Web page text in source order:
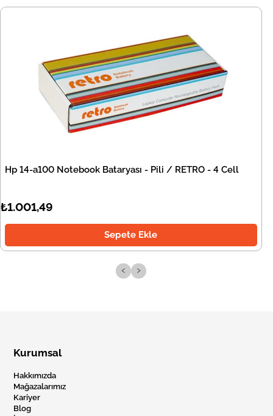
Hp 14-a100 Notebook Bataryası - Pili / RETRO - 4 Cell
₺1.001,49
Sepete Ekle
‹ ›
Kurumsal
Hakkımızda
Mağazalarımız
Kariyer
Blog